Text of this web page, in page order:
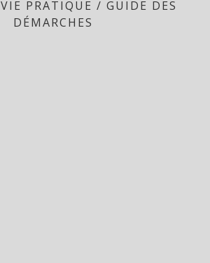
VIE PRATIQUE / GUIDE DES
DÉMARCHES